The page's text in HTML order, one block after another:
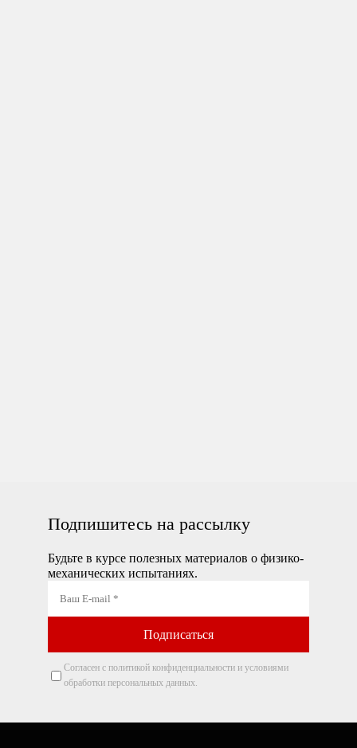
Подпишитесь на рассылку
Будьте в курсе полезных материалов о физико-
механических испытаниях.
Согласен с политикой конфиденциальности и условиями
обработки персональных данных.